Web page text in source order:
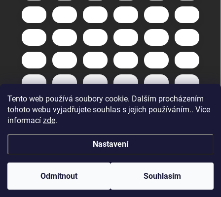
Tento web používá soubory cookie. Dalším procházením
tohoto webu vyjadřujete souhlas s jejich používáním.. Více
informací zde.
Nastavení
Odmítnout Souhlasím
Vytvořil Shoptet
Copyright 2026GuneXpert s.r.o.. Všechna práva vyhrazena.Upravit